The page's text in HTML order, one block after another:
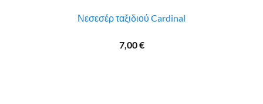
Νεσεσέρ ταξιδιού Cardinal
7,00€